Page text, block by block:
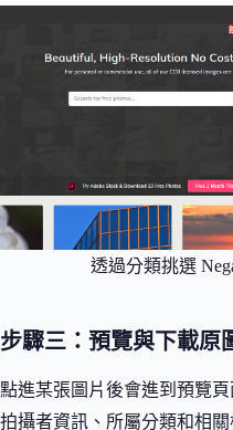
透過分類挑選
步驟三：預覽與下載原
點進某張圖片後會進到預覽
拍攝者資訊、所屬分類和相